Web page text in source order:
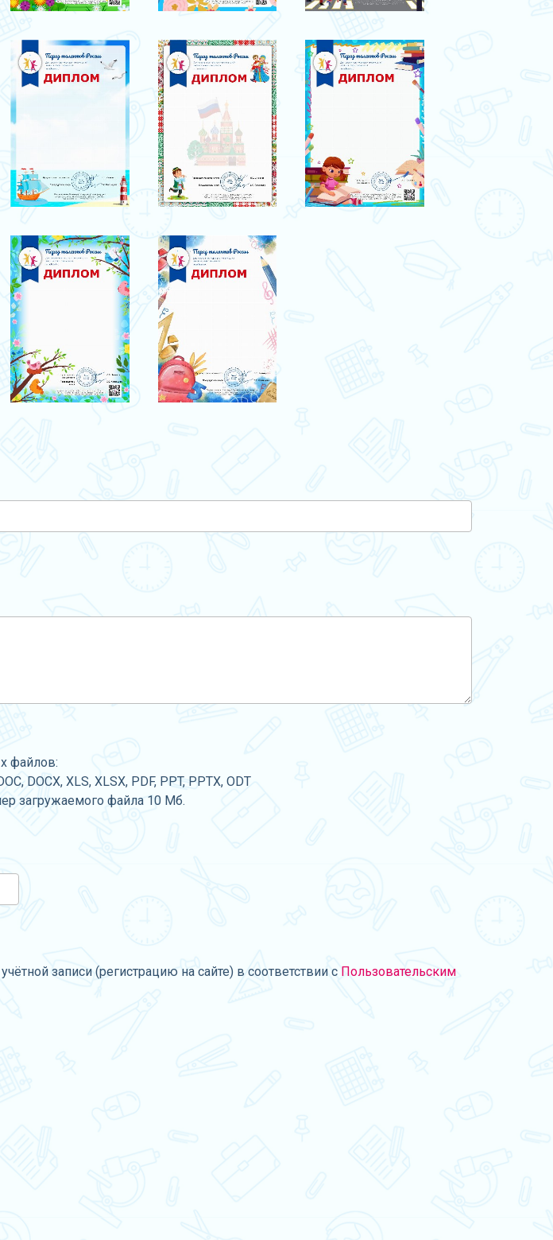
файлов:
DOCX, XLS, XLSX, PDF, PPT, PPTX, ODT
загружаемого файла 10 Мб.
записи (регистрацию на сайте) в соответствии с Пользовательским